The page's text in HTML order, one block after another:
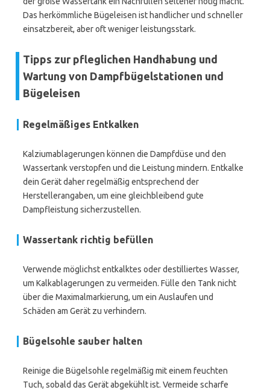
Das herkömmliche Bügeleisen ist handlicher und schneller
einsatzbereit, aber oft weniger leistungsstark.
Tipps zur pfleglichen Handhabung und
Wartung von Dampfbügelstationen und
Bügeleisen
Regelmäßiges Entkalken
Kalziumablagerungen können die Dampfdüse und den
Wassertank verstopfen und die Leistung mindern. Entkalke
dein Gerät daher regelmäßig entsprechend der
Herstellerangaben, um eine gleichbleibend gute
Dampfleistung sicherzustellen.
Wassertank richtig befüllen
Verwende möglichst entkalktes oder destilliertes Wasser,
um Kalkablagerungen zu vermeiden. Fülle den Tank nicht
über die Maximalmarkierung, um ein Auslaufen und
Schäden am Gerät zu verhindern.
Bügelsohle sauber halten
Reinige die Bügelsohle regelmäßig mit einem feuchten
Tuch, sobald das Gerät abgekühlt ist. Vermeide scharfe